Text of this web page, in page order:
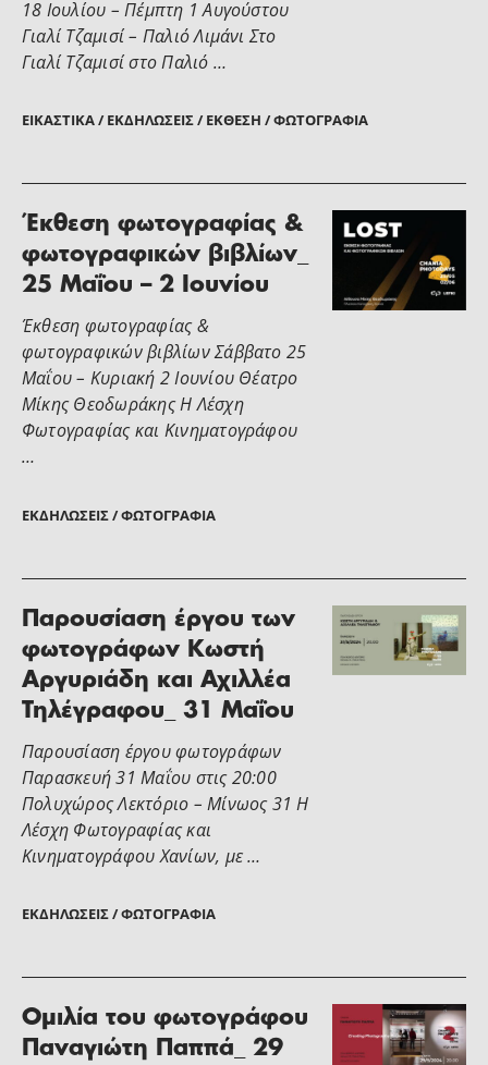
ΕΙΚΑΣΤΙΚΆ / ΕΚΔΗΛΏΣΕΙΣ / ΈΚΘΕΣΗ / ΦΩΤΟΓΡΑΦΊΑ
18 Ιουλίου – Πέµπτη 1 Αυγούστου
Γιαλί Τζαµισί – Παλιό Λιµάνι Στο
Γιαλί Τζαµισί στο Παλιό …
ΕΚΔΗΛΏΣΕΙΣ / ΦΩΤΟΓΡΑΦΊΑ
Έκθεση φωτογραφίας &
φωτογραφικών βιβλίων_
25 Μαΐου – 2 Ιουνίου
Έκθεση φωτογραφίας &
φωτογραφικών βιβλίων Σάββατο 25
Μαΐου – Κυριακή 2 Ιουνίου Θέατρο
Μίκης Θεοδωράκης Η Λέσχη
Φωτογραφίας και Κινηματογράφου
…
ΕΚΔΗΛΏΣΕΙΣ / ΦΩΤΟΓΡΑΦΊΑ
Παρουσίαση έργου των
φωτογράφων Κωστή
Αργυριάδη και Αχιλλέα
Τηλέγραφου_ 31 Μαΐου
Παρουσίαση έργου φωτογράφων
Παρασκευή 31 Μαΐου στις 20:00
Πολυχώρος Λεκτόριο – Μίνωος 31 Η
Λέσχη Φωτογραφίας και
Κινηματογράφου Χανίων, με …
Ομιλία του φωτογράφου
Παναγιώτη Παππά_ 29